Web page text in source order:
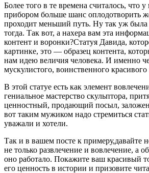
Более того в те времена считалось, что
прибором больше шанс оплодотворить
проходит меньший путь. Ну так уж была
тогда. Так вот, а нахера вам эта
контент и воронки?Статуя Давида,
картинке, это — образец контента,
нам идею величия человека. И именно
мускулистого, воинственного
В этой статуе есть как элемент
гениальное мастерство скульптора,
ценностный, продающий посыл,
вот таким мужиком надо стремиться
уважали и хотели.
Так и в вашем посте к примеру,давайте
не только развлечение и вовлечение, а
оно работало. Покажите ваш красивый
его ценность в истории и призовите